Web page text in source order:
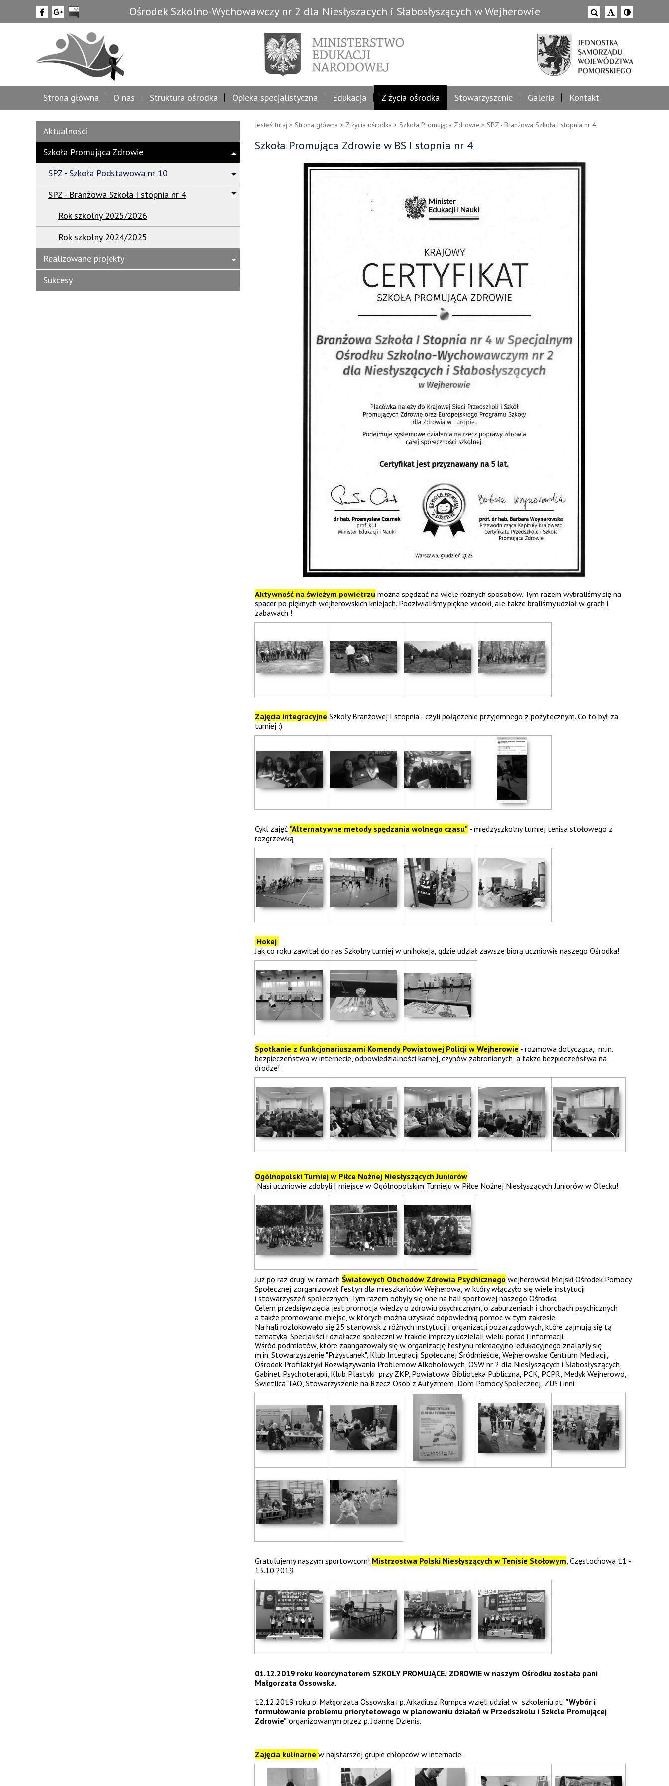
Ośrodek Szkolno-Wychowawczy nr 2 dla Niesłyszacych i Słabosłyszących w Wejherowie
Strona główna O nas Struktura ośrodka Opieka specjalistyczna Edukacja Z życia ośrodka Stowarzyszenie Galeria Kontakt
Aktualności
Szkoła Promująca Zdrowie
SPZ - Szkoła Podstawowa nr 10
SPZ - Branżowa Szkoła I stopnia nr 4
Rok szkolny 2025/2026
Rok szkolny 2024/2025
Realizowane projekty
Sukcesy
Jesteś tutaj > Strona główna > Z życia ośrodka > Szkoła Promująca Zdrowie > SPZ - Branżowa Szkoła I stopnia nr 4
Szkoła Promująca Zdrowie w BS I stopnia nr 4
Aktywność na świeżym powietrzu można spędzać na wiele różnych sposobów. Tym razem wybraliśmy się na
spacer po pięknych wejherowskich kniejach. Podziwialiśmy piękne widoki, ale także braliśmy udział w grach i
zabawach !
Zajęcia integracyjne Szkoły Branżowej I stopnia - czyli połączenie przyjemnego z pożytecznym. Co to był za
turniej :)
Cykl zajęć "Alternatywne metody spędzania wolnego czasu" - międzyszkolny turniej tenisa stołowego z
rozgrzewką
Hokej
Jak co roku zawitał do nas Szkolny turniej w unihokeja, gdzie udział zawsze biorą uczniowie naszego Ośrodka!
Spotkanie z funkcjonariuszami Komendy Powiatowej Policji w Wejherowie - rozmowa dotycząca, m.in.
bezpieczeństwa w internecie, odpowiedzialności karnej, czynów zabronionych, a także bezpieczeństwa na
drodze!
Ogólnopolski Turniej w Piłce Nożnej Niesłyszących Juniorów
Nasi uczniowie zdobyli I miejsce w Ogólnopolskim Turnieju w Piłce Nożnej Niesłyszących Juniorów w Olecku!
Już po raz drugi w ramach Światowych Obchodów Zdrowia Psychicznego wejherowski Miejski Ośrodek Pomocy
Społecznej zorganizował festyn dla mieszkańców Wejherowa, w który włączyło się wiele instytucji
i stowarzyszeń społecznych. Tym razem odbyły się one na hali sportowej naszego Ośrodka.
Celem przedsięwzięcia jest promocja wiedzy o zdrowiu psychicznym, o zaburzeniach i chorobach psychicznych
a także promowanie miejsc, w których można uzyskać odpowiednią pomoc w tym zakresie.
Na hali rozlokowało się 25 stanowisk z różnych instytucji i organizacji pozarządowych, które zajmują się tą
tematyką. Specjaliści i działacze społeczni w trakcie imprezy udzielali wielu porad i informacji.
Wśród podmiotów, które zaangażowały się w organizację festynu rekreacyjno-edukacyjnego znalazły się
m.in. Stowarzyszenie "Przystanek", Klub Integracji Społecznej Śródmieście, Wejherowskie Centrum Mediacji,
Ośrodek Profilaktyki Rozwiązywania Problemów Alkoholowych, OSW nr 2 dla Niesłyszących i Słabosłyszących,
Gabinet Psychoterapii, Klub Plastyki przy ZKP, Powiatowa Biblioteka Publiczna, PCK, PCPR, Medyk Wejherowo,
Świetlica TAO, Stowarzyszenie na Rzecz Osób z Autyzmem, Dom Pomocy Społecznej, ZUS i inni.
Gratulujemy naszym sportowcom! Mistrzostwa Polski Niesłyszących w Tenisie Stołowym, Częstochowa 11 -
13.10.2019
01.12.2019 roku koordynatorem SZKOŁY PROMUJĄCEJ ZDROWIE w naszym Ośrodku została pani
Małgorzata Ossowska.
12.12.2019 roku p. Małgorzata Ossowska i p. Arkadiusz Rumpca wzięli udział w szkoleniu pt. "Wybór i
formułowanie problemu priorytetowego w planowaniu działań w Przedszkolu i Szkole Promującej
Zdrowie" organizowanym przez p. Joannę Dzienis.
Zajęcia kulinarne w najstarszej grupie chłopców w internacie.